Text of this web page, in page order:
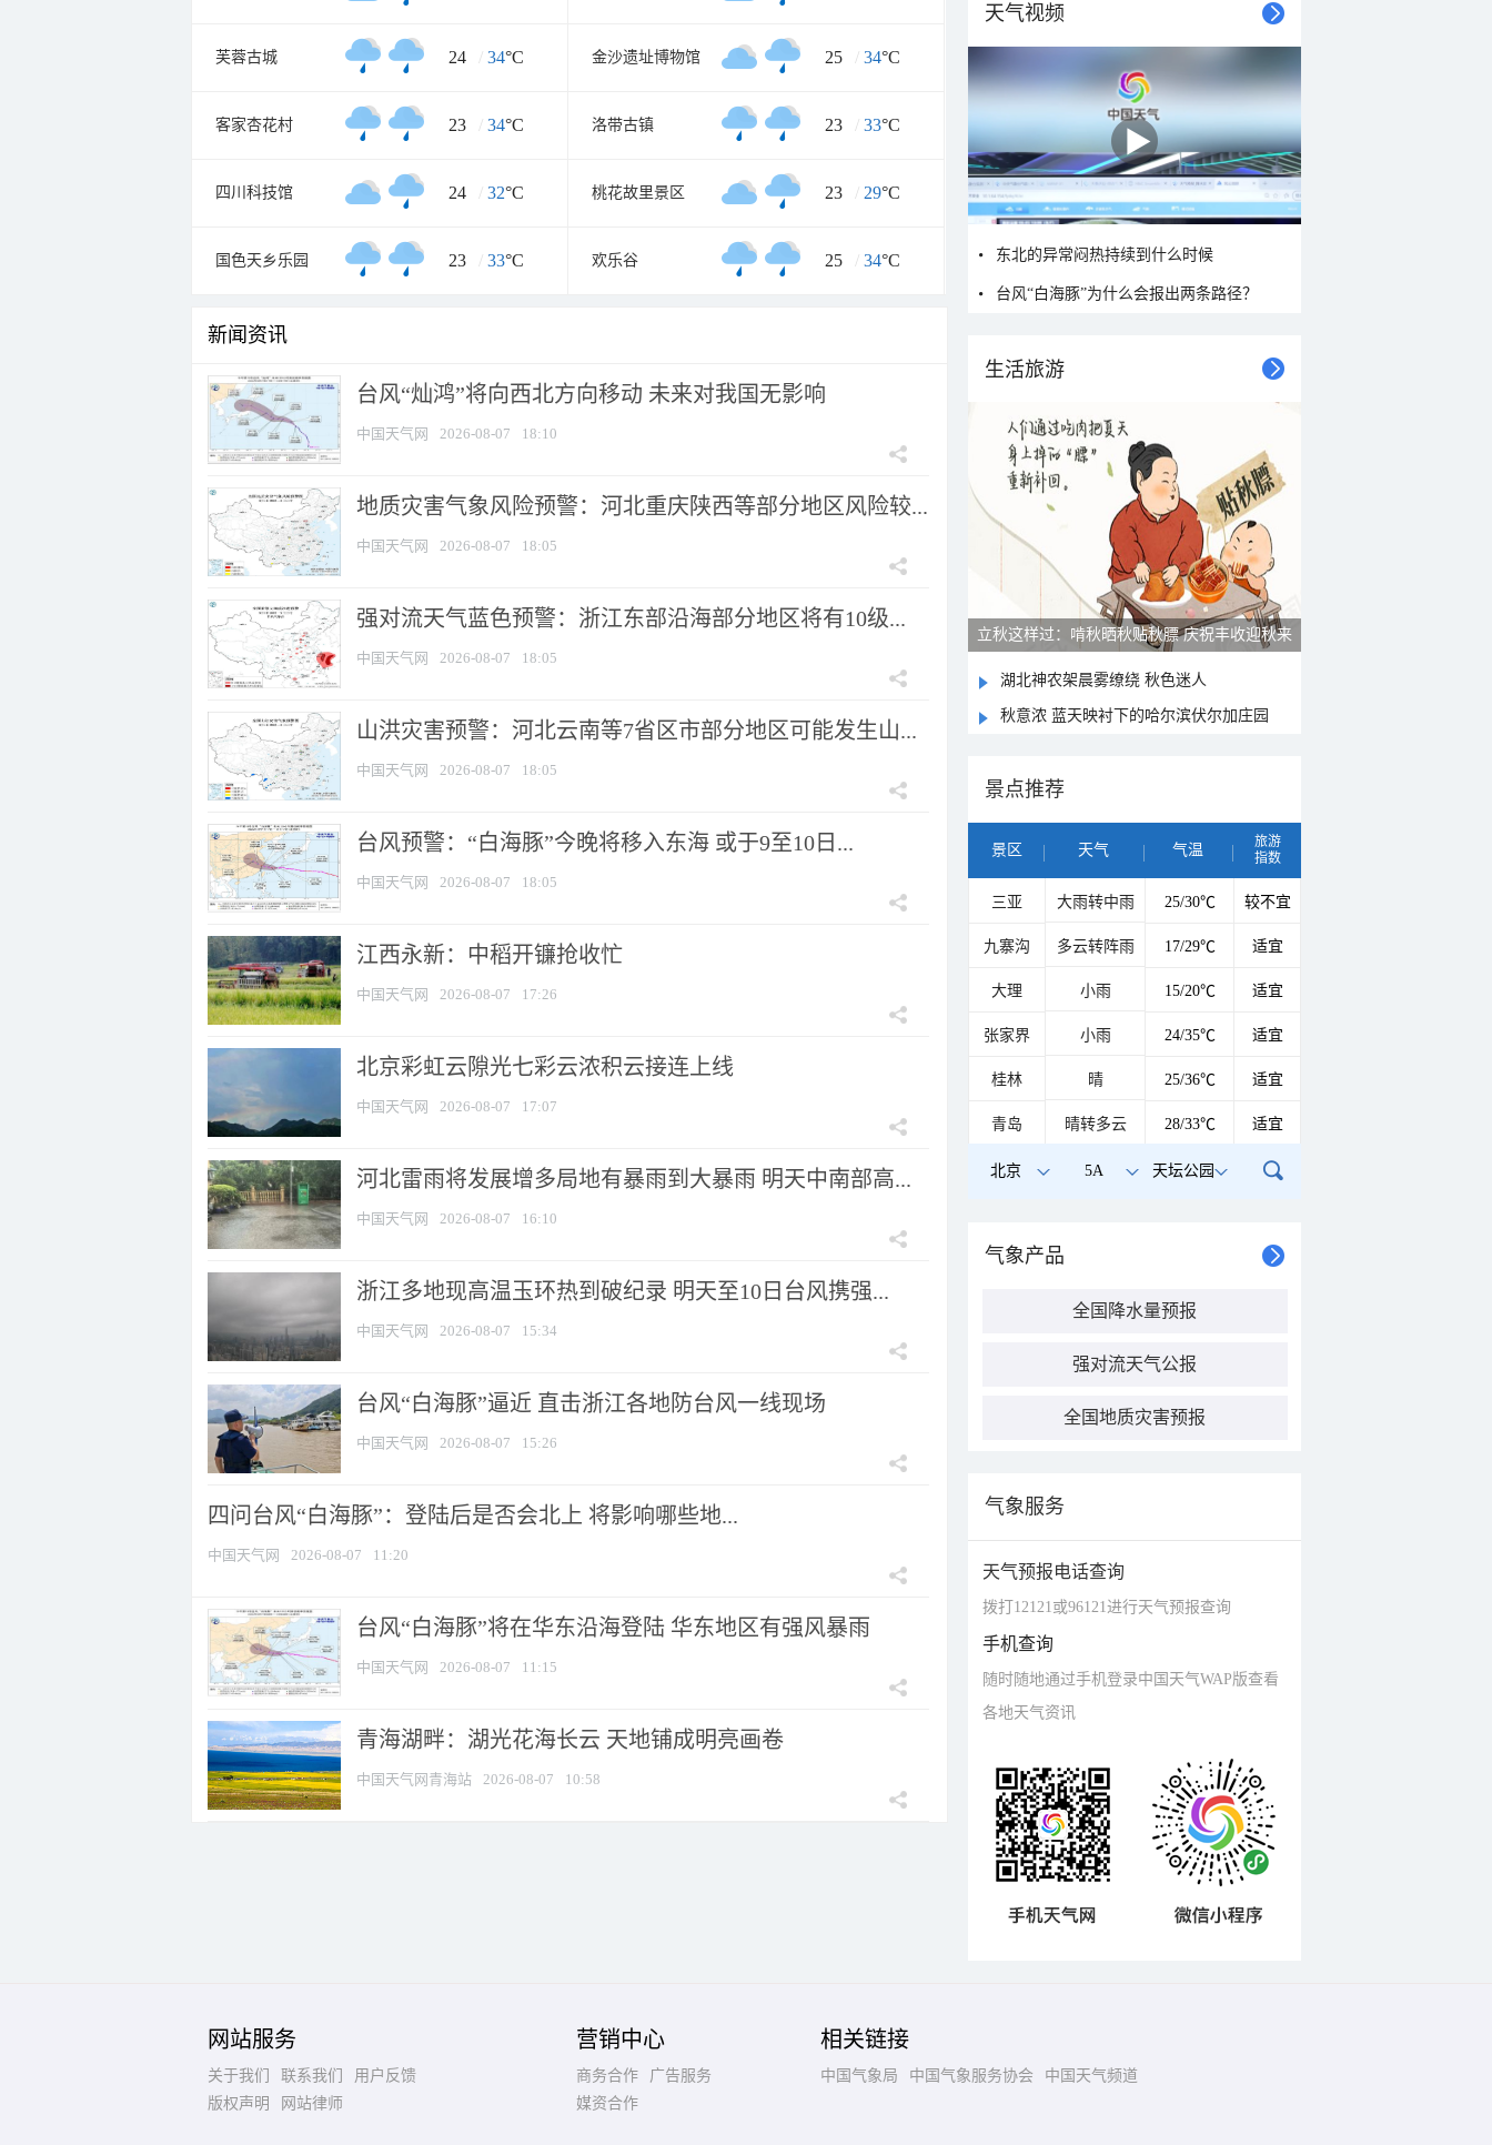
芙蓉古城 24 / 34°C 金沙遗址博物馆 25 / 34°C
客家杏花村 23 / 34°C 洛带古镇 23 / 33°C
四川科技馆 24 / 32°C 桃花故里景区 23 / 29°C
国色天乡乐园 23 / 33°C 欢乐谷 25 / 34°C
新闻资讯
台风“灿鸿”将向西北方向移动 未来对我国无影响
中国天气网 2026-08-07 18:10
地质灾害气象风险预警：河北重庆陕西等部分地区风险较...
中国天气网 2026-08-07 18:05
强对流天气蓝色预警：浙江东部沿海部分地区将有10级...
中国天气网 2026-08-07 18:05
山洪灾害预警：河北云南等7省区市部分地区可能发生山...
中国天气网 2026-08-07 18:05
台风预警：“白海豚”今晚将移入东海 或于9至10日...
中国天气网 2026-08-07 18:05
江西永新：中稻开镰抢收忙
中国天气网 2026-08-07 17:26
北京彩虹云隙光七彩云浓积云接连上线
中国天气网 2026-08-07 17:07
河北雷雨将发展增多局地有暴雨到大暴雨 明天中南部高...
中国天气网 2026-08-07 16:10
浙江多地现高温玉环热到破纪录 明天至10日台风携强...
中国天气网 2026-08-07 15:34
台风“白海豚”逼近 直击浙江各地防台风一线现场
中国天气网 2026-08-07 15:26
四问台风“白海豚”：登陆后是否会北上 将影响哪些地...
中国天气网 2026-08-07 11:20
台风“白海豚”将在华东沿海登陆 华东地区有强风暴雨
中国天气网 2026-08-07 11:15
青海湖畔：湖光花海长云 天地铺成明亮画卷
中国天气网青海站 2026-08-07 10:58
天气视频
东北的异常闷热持续到什么时候
台风“白海豚”为什么会报出两条路径？
生活旅游
立秋这样过：啃秋晒秋贴秋膘 庆祝丰收迎秋来
湖北神农架晨雾缭绕 秋色迷人
秋意浓 蓝天映衬下的哈尔滨伏尔加庄园
景点推荐
景区 天气 气温
旅游
指数
三亚 大雨转中雨 25/30℃ 较不宜
九寨沟 多云转阵雨 17/29℃ 适宜
大理 小雨 15/20℃ 适宜
张家界 小雨 24/35℃ 适宜
桂林 晴 25/36℃ 适宜
青岛 晴转多云 28/33℃ 适宜
北京 5A 天坛公园
气象产品
全国降水量预报
强对流天气公报
全国地质灾害预报
气象服务
天气预报电话查询
拨打12121或96121进行天气预报查询
手机查询
随时随地通过手机登录中国天气WAP版查看
各地天气资讯
网站服务
关于我们 联系我们
用户反馈
版权声明
网站律师
营销中心
商务合作
广告服务
媒资合作
相关链接
中国气象局 中国气象服务协会 中国天气频道